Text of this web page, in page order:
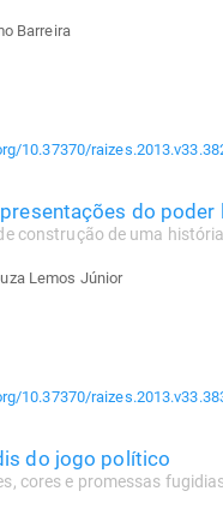
Barreira
10.37370/
do poder
construção de uma
Lemos Júnior
10.37370/
do jogo político
cores e promessas